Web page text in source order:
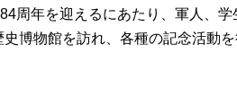
周年を迎えるにあたり、軍人、
博物館を訪れ、各種の記念活動